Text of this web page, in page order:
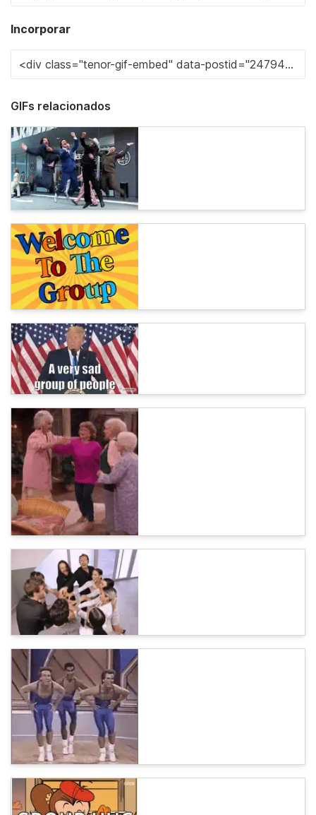
Incorporar
GIFs relacionados